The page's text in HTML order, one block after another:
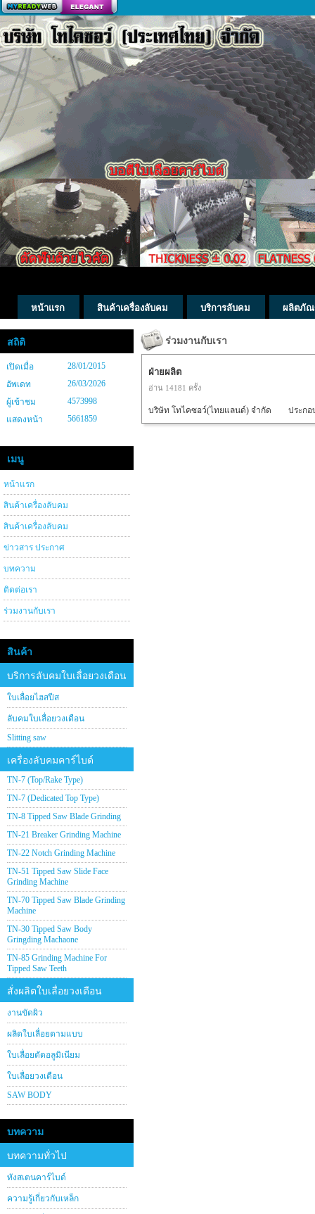
สร้างเว็บ
หน้าแรก สินค้าเครื่องลับคม บริการลับคม ผลิตภัณ
สถิติ
เปิดเมื่อ
28/01/2015
อัพเดท
26/03/2026
ผู้เข้าชม
4573998
แสดงหน้า
5661859
เมนู
หน้าแรก
สินค้าเครื่องลับคม
สินค้าเครื่องลับคม
ข่าวสาร ประกาศ
บทความ
ติดต่อเรา
ร่วมงานกับเรา
สินค้า
บริการลับคมใบเลื่อยวงเดือน
ใบเลื่อยไฮสปีส
ลับคมใบเลื่อยวงเดือน
Slitting saw
เครื่องลับคมคาร์ไบด์
TN-7 (Top/Rake Type)
TN-7 (Dedicated Top Type)
TN-8 Tipped Saw Blade Grinding
TN-21 Breaker Grinding Machine
TN-22 Notch Grinding Machine
TN-51 Tipped Saw Slide Face
Grinding Machine
TN-70 Tipped Saw Blade Grinding
Machine
TN-30 Tipped Saw Body
Gringding Machaone
TN-85 Grinding Machine For
Tipped Saw Teeth
สั่งผลิตใบเลื่อยวงเดือน
งานขัดผิว
ผลิตใบเลื่อยตามแบบ
ใบเลื่อยตัดอลูมิเนียม
ใบเลื่อยวงเดือน
SAW BODY
บทความ
บทความทั่วไป
ทังสเตนคาร์ไบด์
ความรู้เกี่ยวกับเหล็ก
ร่วมงานกับเรา
ฝ่ายผลิต
อ่าน 14181 ครั้ง
บริษัท โทไคซอว์(ไทยแลนด์) จำกัด ประกอบ